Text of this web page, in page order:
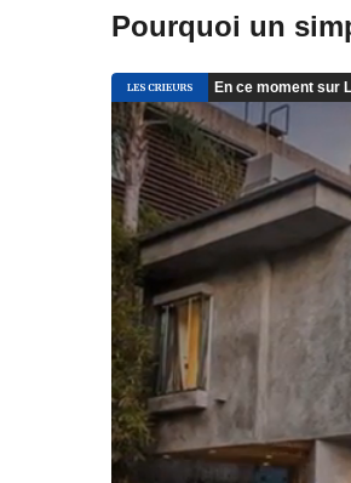
Pourquoi un